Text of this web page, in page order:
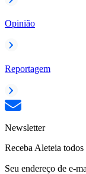
Opinião
Reportagem
Newsletter
Receba Aleteia
Seu endereço de e-